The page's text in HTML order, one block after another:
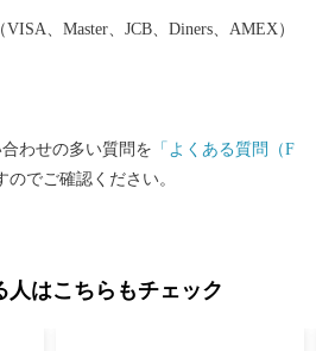
、Master、JCB、Diners、AMEX）
わせの多い質問を 「よくある質問（F
でご確認ください。
人はこちらもチェック